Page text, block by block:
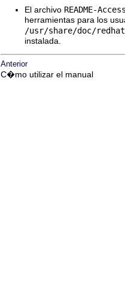
El archivo README-
herramientas para los
/usr/share/doc/
instalada.
Anterior
C�mo utilizar el manual